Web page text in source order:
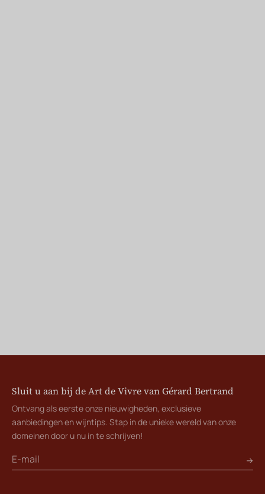
Sluit u aan bij de Art de Vivre van Gérard Bertrand
Ontvang als eerste onze nieuwigheden, exclusieve
aanbiedingen en wijntips. Stap in de unieke wereld van onze
domeinen door u nu in te schrijven!